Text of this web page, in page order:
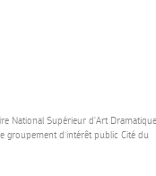
National Supérieur d'Art Dramatique
groupement d’intérêt public Cité du